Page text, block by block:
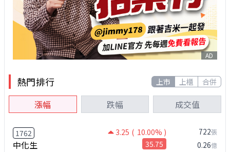
AD
熱門排行 上市 上櫃 合併
漲幅 跌幅 成交值
1762 3.25 ( 10.00% )
中化生 35.75
722張
0.26億